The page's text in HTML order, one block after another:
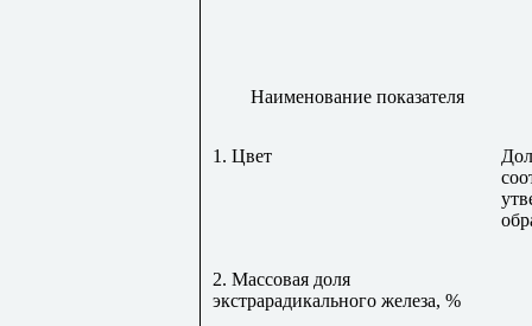
Наименование показателя
1. Цвет
2. Массовая доля
экстрарадикального железа, %